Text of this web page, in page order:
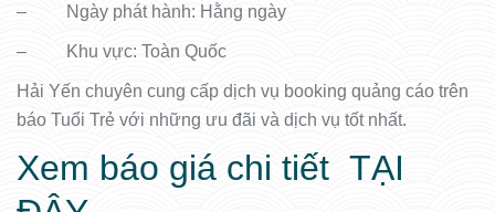
– Ngày phát hành: Hằng ngày
– Khu vực: Toàn Quốc
Hải Yến chuyên cung cấp dịch vụ booking quảng cáo trên
báo Tuổi Trẻ với những ưu đãi và dịch vụ tốt nhất.
Xem báo giá chi tiết TẠI